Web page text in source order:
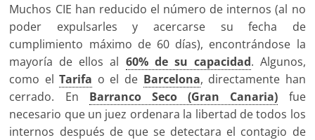
Muchos CIE han reducido el número de internos (al no
poder expulsarles y acercarse su fecha de
cumplimiento máximo de 60 días), encontrándose la
mayoría de ellos al 60% de su capacidad. Algunos,
como elTarifa o el de Barcelona, directamente han
cerrado. En Barranco Seco (Gran Canaria) fue
necesario que un juez ordenara la libertad de todos los
internos después de que se detectara el contagio de